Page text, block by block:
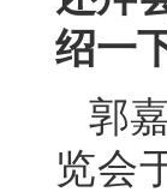
绍一
郭
览会